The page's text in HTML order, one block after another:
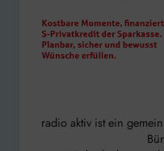
radio aktiv ist ein